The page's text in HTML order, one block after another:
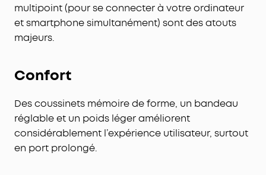
multipoint (pour se connecter à votre ordinateur
et smartphone simultanément) sont des atouts
majeurs.
Confort
Des coussinets mémoire de forme, un bandeau
réglable et un poids léger améliorent
considérablement l’expérience utilisateur, surtout
en port prolongé.